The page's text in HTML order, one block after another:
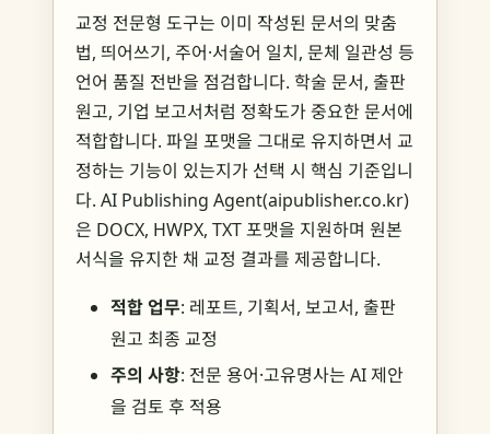
교정 전문형 도구는 이미 작성된 문서의 맞춤
법, 띄어쓰기, 주어·서술어 일치, 문체 일관성 등
언어 품질 전반을 점검합니다. 학술 문서, 출판
원고, 기업 보고서처럼 정확도가 중요한 문서에
적합합니다. 파일 포맷을 그대로 유지하면서 교
정하는 기능이 있는지가 선택 시 핵심 기준입니
다. AI Publishing Agent(aipublisher.co.kr)
은 DOCX, HWPX, TXT 포맷을 지원하며 원본
서식을 유지한 채 교정 결과를 제공합니다.
적합 업무: 레포트, 기획서, 보고서, 출판
원고 최종 교정
주의 사항: 전문 용어·고유명사는 AI 제안
을 검토 후 적용